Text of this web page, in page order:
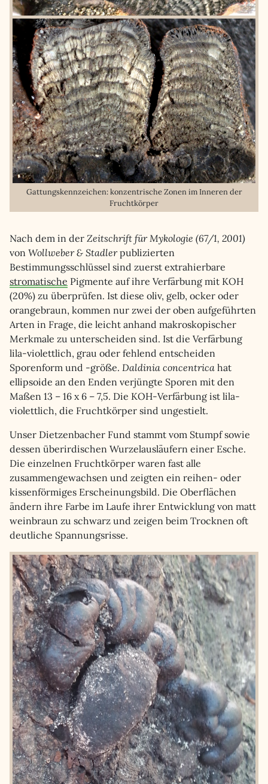
Gattungskennzeichen: konzentrische Zonen im Inneren der
Fruchtkörper
Nach dem in der Zeitschrift für Mykologie (67/1, 2001)
von Wollweber & Stadlerpublizierten
Bestimmungsschlüssel sind zuerst extrahierbare
stromatische Pigmente auf ihre Verfärbung mit KOH
(20%) zu überprüfen. Ist diese oliv, gelb, ocker oder
orangebraun, kommen nur zwei der oben aufgeführten
Arten in Frage, die leicht anhand makroskopischer
Merkmale zu unterscheiden sind. Ist die Verfärbung
lila-violettlich, grau oder fehlend entscheiden
Sporenform und -größe. Daldinia concentrica hat
ellipsoide an den Enden verjüngte Sporen mit den
Maßen 13 – 16 x 6 – 7,5. Die KOH-Verfärbung ist lila-
violettlich, die Fruchtkörper sind ungestielt.
Unser Dietzenbacher Fund stammt vom Stumpf sowie
dessen überirdischen Wurzelausläufern einer Esche.
Die einzelnen Fruchtkörper waren fast alle
zusammengewachsen und zeigten ein reihen- oder
kissenförmiges Erscheinungsbild. Die Oberflächen
ändern ihre Farbe im Laufe ihrer Entwicklung von matt
weinbraun zu schwarz und zeigen beim Trocknen oft
deutliche Spannungsrisse.